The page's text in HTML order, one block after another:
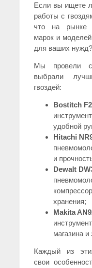
Если вы ищете
работы с
что на рынке
марок и
для ваших нужд?
Мы провели
выбрали
гвоздей:
Bostitch
удобной
Hitachi
и
Dewalt
хранения;
Makita
магазина
Каждый из
свои